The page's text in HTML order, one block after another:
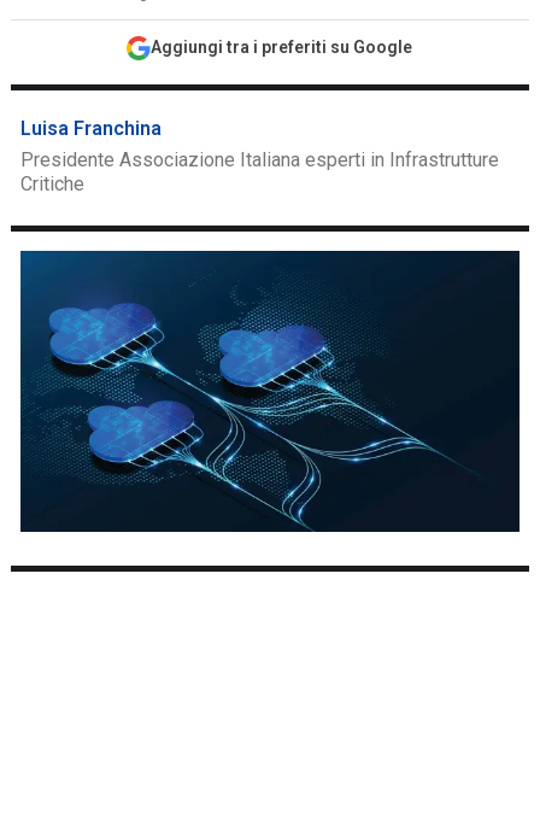
Aggiungi tra i preferiti su Google
Luisa Franchina
Presidente Associazione Italiana esperti in Infrastrutture
Critiche